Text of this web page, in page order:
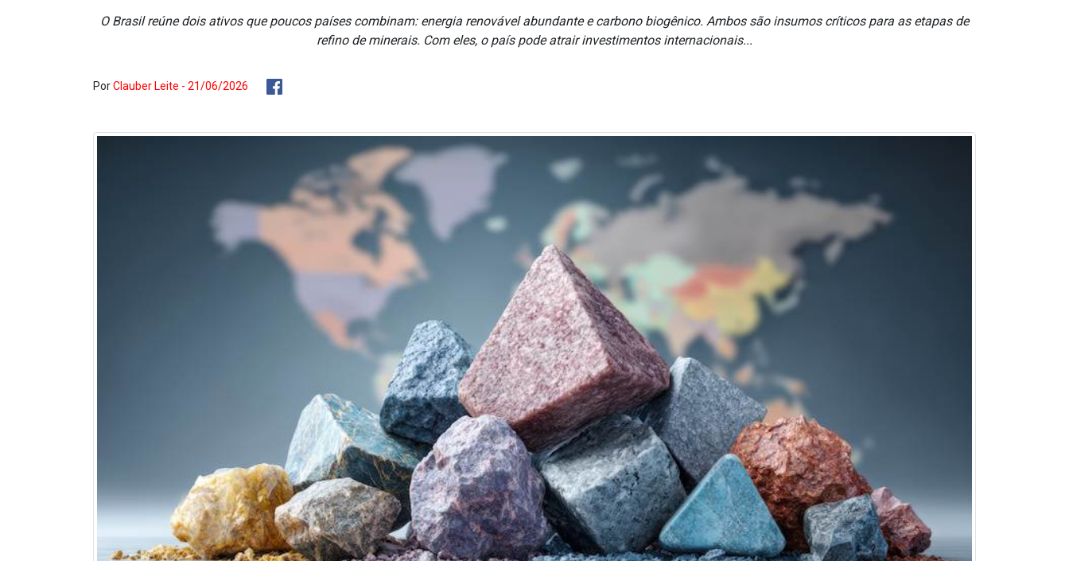
O Brasil reúne dois ativos que poucos países combinam: energia renovável abundante e carbono biogênico. Ambos são insumos críticos para as etapas de
refino de minerais. Com eles, o país pode atrair investimentos internacionais...
PorClauber Leite - 21/06/2026